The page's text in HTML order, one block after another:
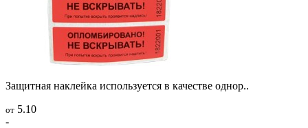
Защитная наклейка используется в качестве однор..
от 5.10
-